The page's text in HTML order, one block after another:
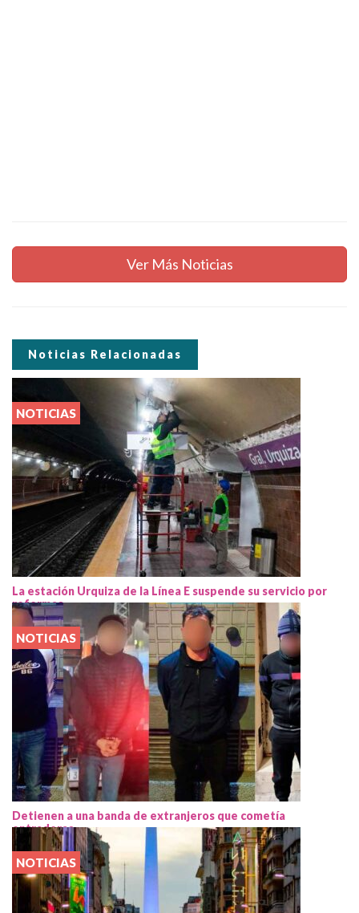
Ver Más Noticias
Noticias Relacionadas
NOTICIAS
La estación Urquiza de la Línea E suspende su servicio por
reformas
NOTICIAS
Detienen a una banda de extranjeros que cometía
entraderas
NOTICIAS